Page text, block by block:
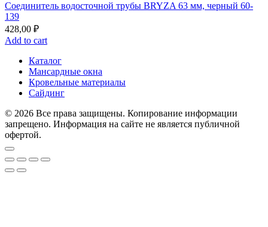
Соединитель водосточной трубы BRYZA 63 мм, черный 60-
139
428,00 ₽
Add to cart
Каталог
Мансардные окна
Кровельные материалы
Сайдинг
© 2026 Все права защищены. Копирование информации
запрещено. Информация на сайте не является публичной
офертой.